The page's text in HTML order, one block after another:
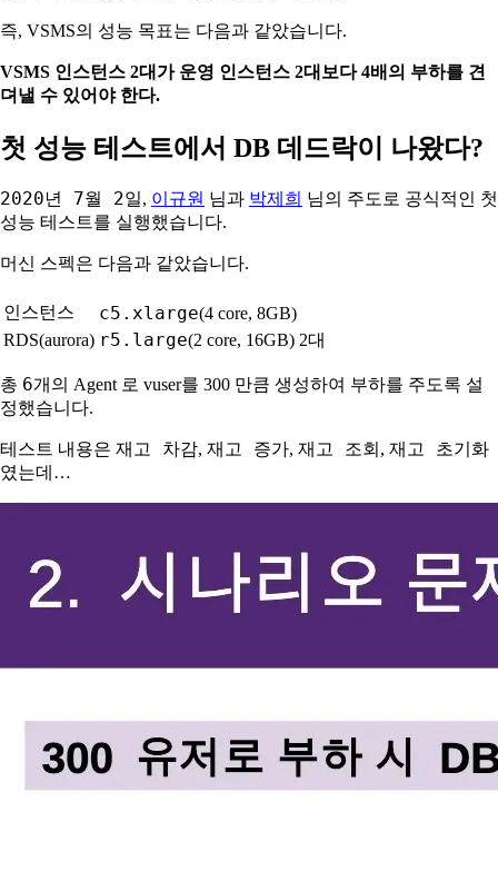
즉, VSMS의 성능 목표는 다음과 같았습니다.
VSMS 인스턴스 2대가 운영 인스턴스 2대보다 4배의 부하를 견
뎌낼 수 있어야 한다.
첫 성능 테스트에서 DB 데드락이 나왔다?
2020년 7월 2일, 이규원 님과 박제희 님의 주도로 공식적인 첫
성능 테스트를 실행했습니다.
머신 스펙은 다음과 같았습니다.
인스턴스 c5.xlarge(4 core, 8GB)
RDS(aurora) r5.large(2 core, 16GB) 2대
총 6개의 Agent 로 vuser를 300 만큼 생성하여 부하를 주도록 설
정했습니다.
테스트 내용은 재고 차감, 재고 증가, 재고 조회, 재고 초기화
였는데…